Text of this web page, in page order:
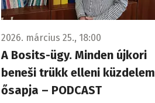
2026. március 25., 18:00
A Bosits-ügy. Minden újkori
beneši trükk elleni küzdelem
ősapja – PODCAST